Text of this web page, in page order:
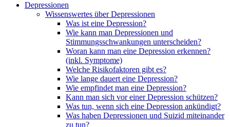
Depressionen
Wissenswertes über Depressionen
Was ist eine Depression?
Wie kann man Depressionen und
Stimmungsschwankungen unterscheiden?
Woran kann man eine Depression erkennen?
(inkl. Symptome)
Welche Risikofaktoren gibt es?
Wie lange dauert eine Depression?
Wie empfindet man eine Depression?
Kann man sich vor einer Depression schützen?
Was tun, wenn sich eine Depression ankündigt?
Was haben Depressionen und Suizid miteinander
zu tun?